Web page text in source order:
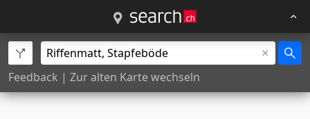
Feedback | Zur alten Karte wechseln